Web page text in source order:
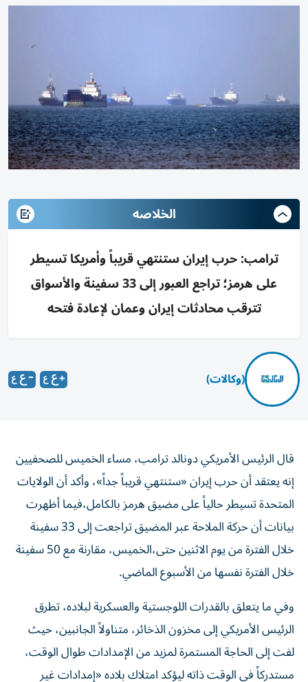
الخلاصه
ترامب: حرب إيران ستنتهي قريباً وأمريكا تسيطر
على هرمز؛ تراجع العبور إلى 33 سفينة والأسواق
تترقب محادثات إيران وعمان لإعادة فتحه
(وكالات)
قال الرئيس الأمريكي ‌دونالد ترامب، مساء الخميس للصحفيين
إنه يعتقد ​أن حرب إيران «ستنتهي قريباً جداً»، وأكد أن الولايات
المتحدة تسيطر حالياً على مضيق هرمز بالكامل،فيما أظهرت
بيانات أن حركة الملاحة عبر المضيق تراجعت إلى 33 سفينة
خلال الفترة من يوم الاثنين حتى،الخميس، مقارنة مع 50 سفينة
خلال الفترة نفسها من الأسبوع الماضي.
الرئيس الأمريكي إلى مخزون الذخائر، متناولاً الجانبين، حيث
لفت إلى الحاجة المستمرة لمزيد من الإمدادات طوال الوقت،
مستدركاً في الوقت ذاته ليؤكد امتلاك بلاده «إمدادات غير